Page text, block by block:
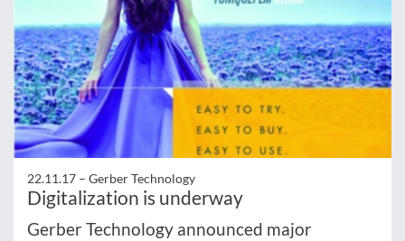
22.11.17 – Gerber Technology
Digitalization is underway
Gerber Technology announced major